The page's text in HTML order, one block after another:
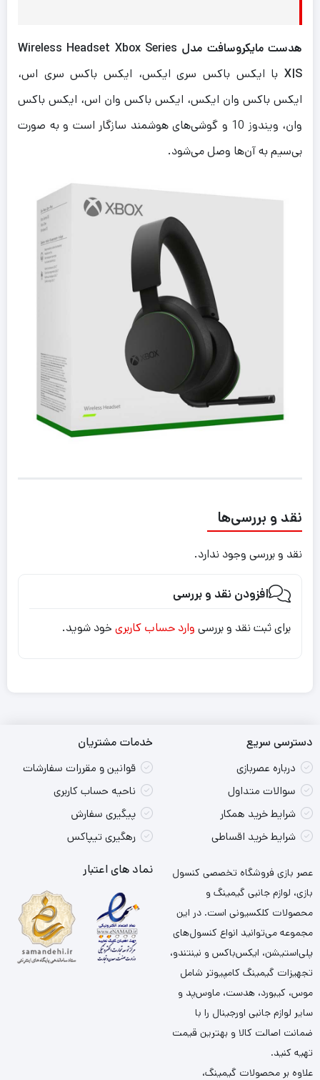
هدست مایکروسافت مدل Wireless Headset Xbox Series
X|S با ایکس باکس سری ایکس، ایکس باکس سری اس،
ایکس باکس وان ایکس، ایکس باکس وان اس،‌ ایکس باکس
وان، ویندوز 10 و گوشی‌های هوشمند سازگار است و به صورت
بی‌سیم به آن‌ها وصل می‌شود.
نقد و بررسی‌ها
نقد و بررسی وجود ندارد.
افزودن نقد و بررسی
برای ثبت نقد و بررسی وارد حساب کاربری خود شوید.
دسترسی سریع
درباره عصربازی
سوالات متداول
شرایط خرید همکار
شرایط خرید اقساطی
خدمات مشتریان
قوانین و مقررات سفارشات
ناحیه حساب کاربری
پیگیری سفارش
رهگیری تیپاکس
عصر بازی فروشگاه تخصصی کنسول
بازی، لوازم جانبی گیمینگ و
محصولات کلکسیونی است. در این
مجموعه می‌توانید انواع کنسول‌های
پلی‌استیشن، ایکس‌باکس و نینتندو،
تجهیزات گیمینگ کامپیوتر شامل
موس، کیبورد، هدست، ماوس‌پد و
سایر لوازم جانبی اورجینال را با
ضمانت اصالت کالا و بهترین قیمت
تهیه کنید.
علاوه بر محصولات گیمینگ،
نماد های اعتبار